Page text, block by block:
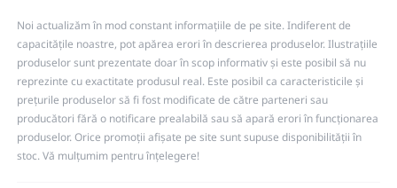
Noi actualizăm în mod constant informațiile de pe site. Indiferent de
capacitățile noastre, pot apărea erori în descrierea produselor. Ilustrațiile
produselor sunt prezentate doar în scop informativ și este posibil să nu
reprezinte cu exactitate produsul real. Este posibil ca caracteristicile și
prețurile produselor să fi fost modificate de către parteneri sau
producători fără o notificare prealabilă sau să apară erori în funcționarea
produselor. Orice promoții afișate pe site sunt supuse disponibilității în
stoc. Vă mulțumim pentru înțelegere!